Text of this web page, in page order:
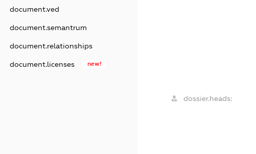
document.ved
document.semantrum
document.relationships
document.licenses new!
dossier.heads: